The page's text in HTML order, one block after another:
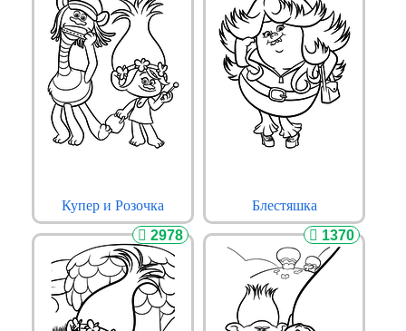
Купер и Розочка Блестяшка
2978 1370